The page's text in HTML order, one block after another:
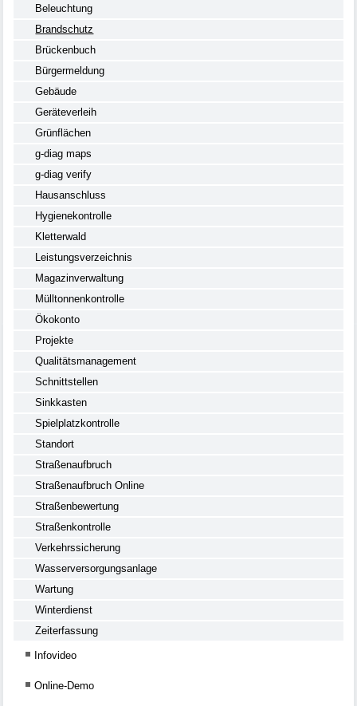
Beleuchtung
Brandschutz
Brückenbuch
Bürgermeldung
Gebäude
Geräteverleih
Grünflächen
g-diag maps
g-diag verify
Hausanschluss
Hygienekontrolle
Kletterwald
Leistungsverzeichnis
Magazinverwaltung
Mülltonnenkontrolle
Ökokonto
Projekte
Qualitätsmanagement
Schnittstellen
Sinkkasten
Spielplatzkontrolle
Standort
Straßenaufbruch
Straßenaufbruch Online
Straßenbewertung
Straßenkontrolle
Verkehrssicherung
Wasserversorgungsanlage
Wartung
Winterdienst
Zeiterfassung
Infovideo
Online-Demo